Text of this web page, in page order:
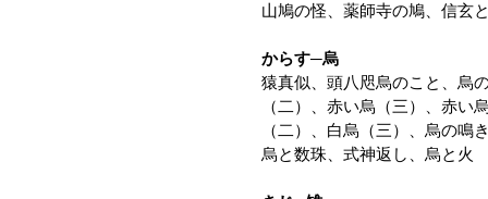
山鳩の怪、薬師寺の鳩、信玄
からす─烏
猿真似、頭八咫烏のこと、烏
（二）、赤い烏（三）、赤い
（二）、白烏（三）、烏の鳴
烏と数珠、式神返し、烏と火